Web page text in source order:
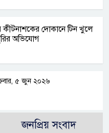
কীটনাশকের দোকানে টিন খুলে
অভিযোগ
৫ জুন ২০২৬
জনপ্রিয় সংবাদ